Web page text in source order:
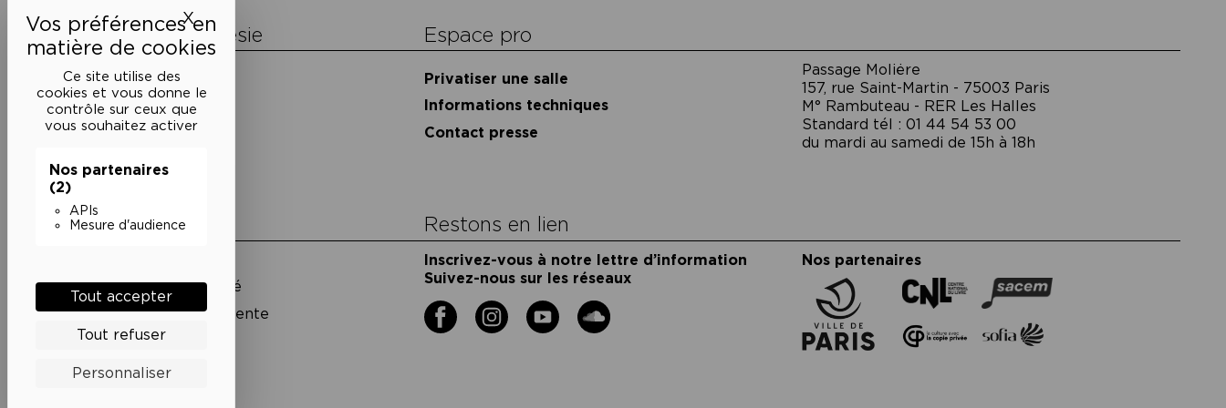
Ce site utilise des
cookies et vous donne le
contrôle sur ceux que
vous souhaitez activer
Nos partenaires
(2)
APIs
Mesure d'audience
Tout accepter
Tout refuser
Personnaliser
XMasquer le bandeau des cookies
La Maison de la Poésie
Découvrir
En photos
Historique
Nos partenaires
Espace pro
Privatiser une salle
Informations techniques
Contact presse
Passage Moliėre
157, rue Saint-Martin - 75003 Paris
M° Rambuteau - RER Les Halles
Standard tél : 01 44 54 53 00
du mardi au samedi de 15h à 18h
Liens utiles
Politique de confidentialité
Conditions générales de vente
Cookies
Restons en lien
Inscrivez-vous à notre lettre d’information
Suivez-nous sur les réseaux
Nos partenaires